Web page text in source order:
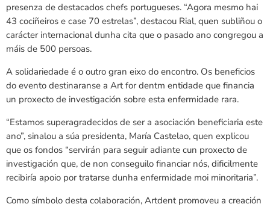
presenza de destacados chefs portugueses. “Agora mesmo hai
43 cociñeiros e case 70 estrelas”, destacou Rial, quen subliñou o
carácter internacional dunha cita que o pasado ano congregou a
máis de 500 persoas.
A solidariedade é o outro gran eixo do encontro. Os beneficios
do evento destinaranse a Art for dentm entidade que financia
un proxecto de investigación sobre esta enfermidade rara.
“Estamos superagradecidos de ser a asociación beneficiaria este
ano”, sinalou a súa presidenta, María Castelao, quen explicou
que os fondos “servirán para seguir adiante cun proxecto de
investigación que, de non conseguilo financiar nós, dificilmente
recibiría apoio por tratarse dunha enfermidade moi minoritaria”.
Como símbolo desta colaboración, Artdent promoveu a creación